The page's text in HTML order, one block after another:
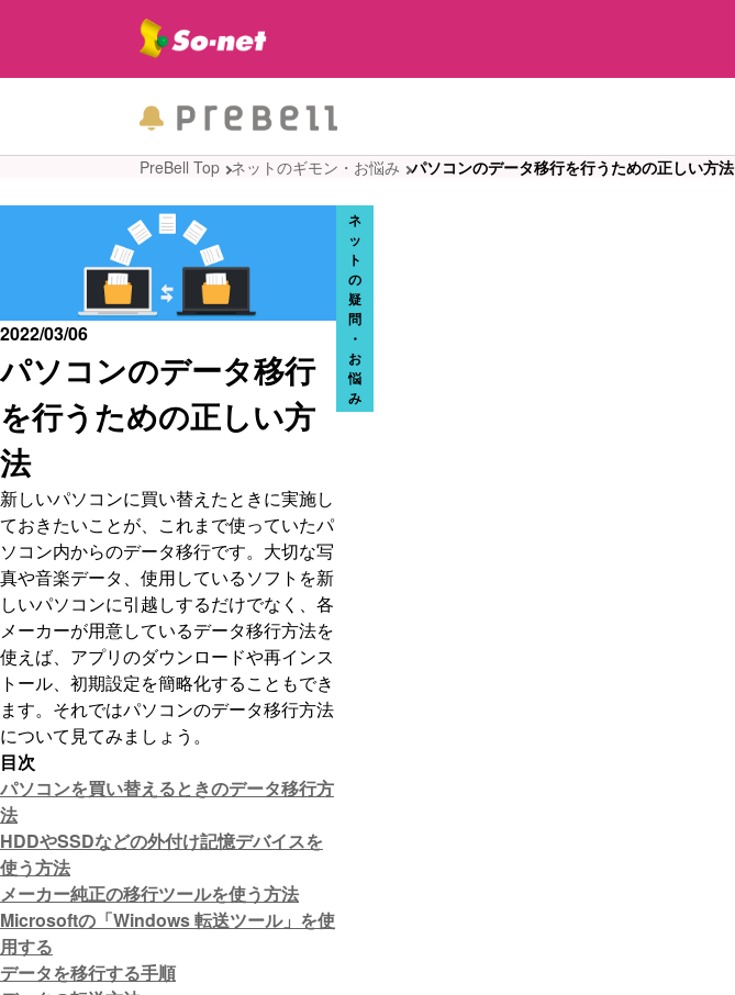
PreBell Top ネットのギモン・お悩み パソコンのデータ移行を行うための正しい方法
ネ
ッ
ト
の
疑
問
・
お
悩
み
パソコンのデータ移行
を行うための正しい方
法
2022/03/06
新しいパソコンに買い替えたときに実施し
ておきたいことが、これまで使っていたパ
ソコン内からのデータ移行です。大切な写
真や音楽データ、使用しているソフトを新
しいパソコンに引越しするだけでなく、各
メーカーが用意しているデータ移行方法を
使えば、アプリのダウンロードや再インス
トール、初期設定を簡略化することもでき
ます。それではパソコンのデータ移行方法
について見てみましょう。
目次
パソコンを買い替えるときのデータ移行方
法
HDDやSSDなどの外付け記憶デバイスを
使う方法
メーカー純正の移行ツールを使う方法
Microsoftの「Windows 転送ツール」を使
用する
データを移行する手順